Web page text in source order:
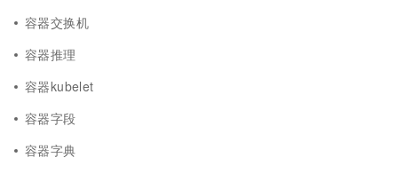
容器交换机
容器推理
容器kubelet
容器字段
容器字典